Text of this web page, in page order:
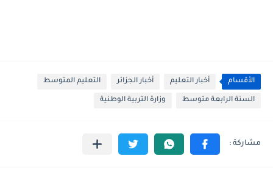
الأقسام أخبار التعليم أخبار الجزائر التعليم المتوسط
السنة الرابعة متوسط وزارة التربية الوطنية